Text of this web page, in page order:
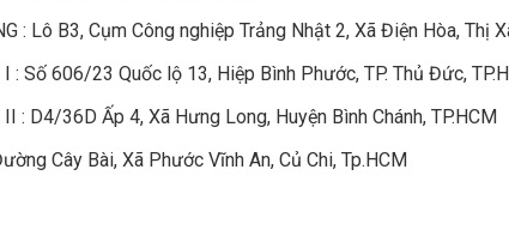
: Lô B3, Cụm Công nghiệp Trảng Nhật 2, Xã Điện Hòa, Thị
: Số 606/23 Quốc lộ 13, Hiệp Bình Phước, TP. Thủ Đức,
: D4/36D Ấp 4, Xã Hưng Long, Huyện Bình Chánh, TP.HCM
Cây Bài, Xã Phước Vĩnh An, Củ Chi, Tp.HCM